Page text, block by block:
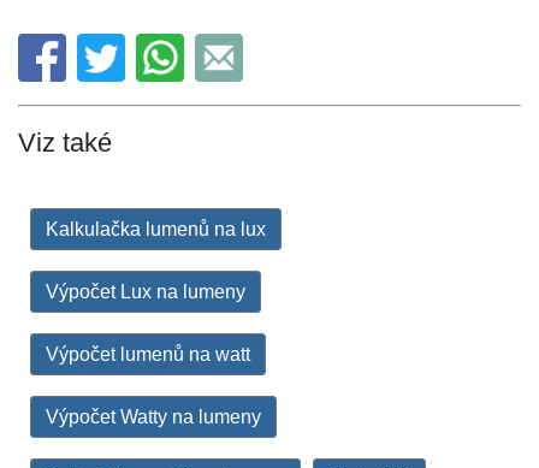
Viz také
Kalkulačka lumenů na lux
Výpočet Lux na lumeny
Výpočet lumenů na watt
Výpočet Watty na lumeny